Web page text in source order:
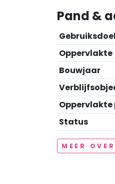
Pand &
Gebruiksdoel
Oppervlakte
Bouwjaar
Oppervlakte
Status
MEER